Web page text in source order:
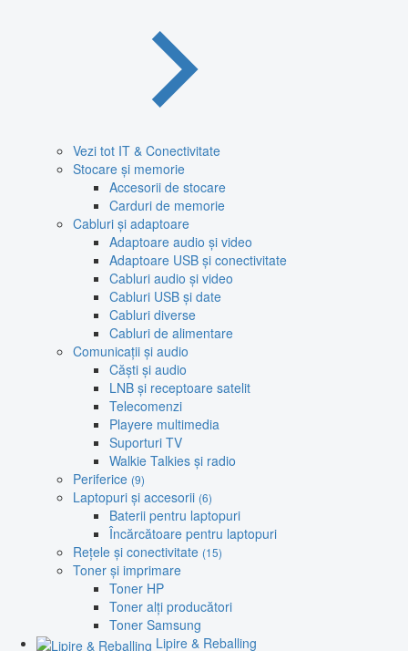
Vezi tot IT & Conectivitate
Stocare și memorie
Accesorii de stocare
Carduri de memorie
Cabluri și adaptoare
Adaptoare audio și video
Adaptoare USB și conectivitate
Cabluri audio și video
Cabluri USB și date
Cabluri diverse
Cabluri de alimentare
Comunicații și audio
Căști și audio
LNB și receptoare satelit
Telecomenzi
Playere multimedia
Suporturi TV
Walkie Talkies și radio
Periferice (9)
Laptopuri și accesorii (6)
Baterii pentru laptopuri
Încărcătoare pentru laptopuri
Rețele și conectivitate (15)
Toner și imprimare
Toner HP
Toner alți producători
Toner Samsung
Lipire & Reballing